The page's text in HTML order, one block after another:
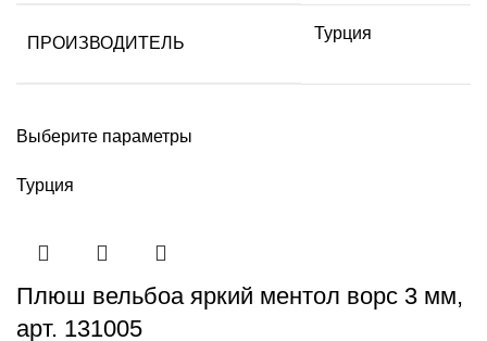
ПРОИЗВОДИТЕЛЬ
Турция
Выберите параметры
Турция
Плюш вельбоа яркий ментол ворс 3 мм,
арт. 131005